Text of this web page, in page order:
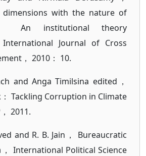
dimensions with the nature of
An institutional theory
Journal of Cross
， 2010： 10.
and Anga Timilsina edited，
Tackling Corruption in Climate
2011.
and R. B. Jain， Bureaucratic
International Political Science